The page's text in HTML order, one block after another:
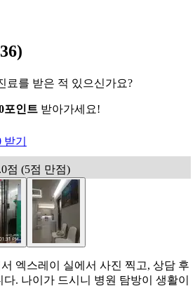
료를 받은 적 있으신가요?
포인트 받아가세요!
받기
점 (5점 만점)
엑스레이 실에서 사진 찍고, 상담 후
. 나이가 드시니 병원 탐방이 생활이